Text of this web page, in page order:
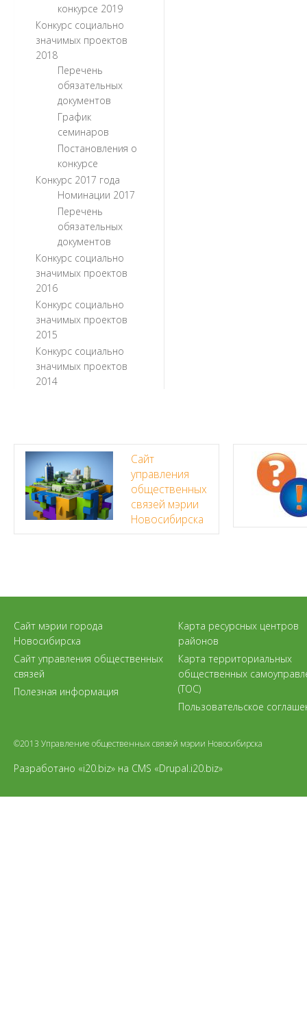
конкурсе 2019
Конкурс социально
значимых проектов
2018
Перечень
обязательных
документов
График
семинаров
Постановления о
конкурсе
Конкурс 2017 года
Номинации 2017
Перечень
обязательных
документов
Конкурс социально
значимых проектов
2016
Конкурс социально
значимых проектов
2015
Конкурс социально
значимых проектов
2014
Сайт
управления
общественных
связей мэрии
Новосибирска
Сайт мэрии города
Новосибирска
Сайт управления общественных
связей
Полезная информация
Карта ресурсных центров
районов
Карта территориальных
общественных
(ТОС)
Пользовательское
©2013 Управление общественных связей мэрии Новосибирска
Разработано «i20.biz» на CMS «Drupal.i20.biz»